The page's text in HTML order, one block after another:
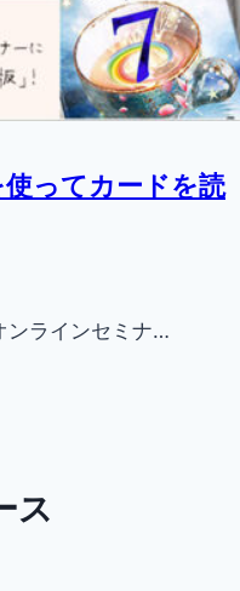
使ってカードを読
ンラインセミナ…
ス